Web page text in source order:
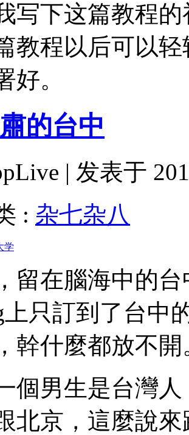
写下这篇教程
教程以后可以
好。
的台中
| 发表于
: 杂七杂八
学
留在腦海中的
上只訂到了台中
幹什麼都放不開
個男生是台灣
北京，這麼說